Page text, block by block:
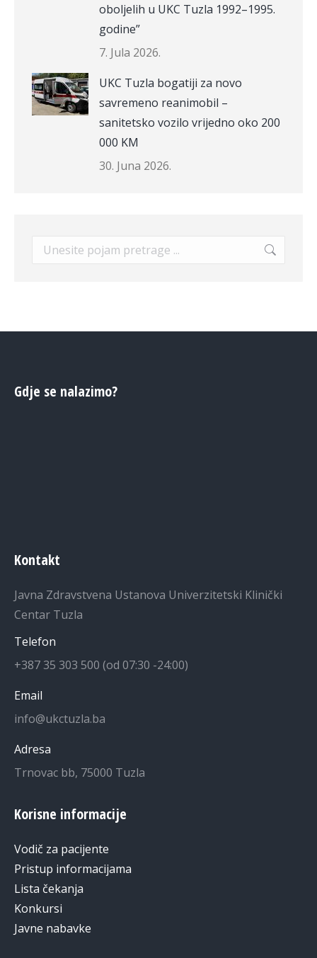
oboljelih u UKC Tuzla 1992–1995.
godine”
7. Jula 2026.
UKC Tuzla bogatiji za novo
savremeno reanimobil –
sanitetsko vozilo vrijedno oko 200
000 KM
30. Juna 2026.
Search:
Gdje se nalazimo?
Kontakt
Javna Zdravstvena Ustanova Univerzitetski Klinički
Centar Tuzla
Telefon
+387 35 303 500 (od 07:30 -24:00)
Email
info@ukctuzla.ba
Adresa
Trnovac bb, 75000 Tuzla
Korisne informacije
Vodič za pacijente
Pristup informacijama
Lista čekanja
Konkursi
Javne nabavke